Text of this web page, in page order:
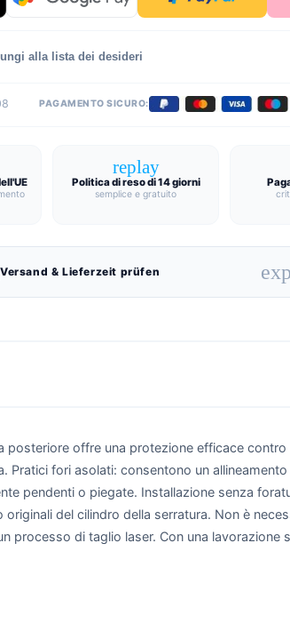
alla lista dei desideri
PAGAMENTO SICURO:
replay
Politica di reso di 14 giorni
semplice e gratuito
Versand & Lieferzeit prüfen
posteriore offre una protezione efficace contro
fori asolati: consentono un
pendenti o piegate. Installazione senza
del cilindro della serratura. Non è
processo di taglio laser. Con una lavorazione